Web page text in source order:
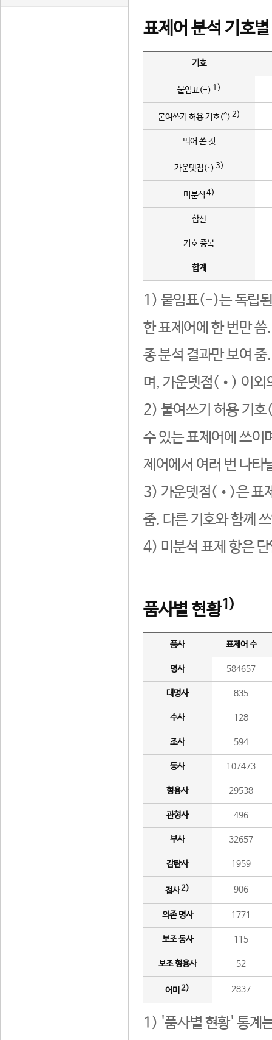
표제어 분석 기호
기호
붙임표(-) 1)
붙여쓰기 허용 기호(^) 2)
띄어 쓴 것
가운뎃점(·) 3)
미분석 4)
합산
기호 중복
합계
1) 붙임표(-)는 독립된
한 표제어에 한 번만
종 분석 결과만 보여
며, 가운뎃점(•) 이외
2) 붙여쓰기 허용 기호
수 있는 표제어에 쓰이
제어에서 여러 번 나타
3) 가운뎃점(•)은 표
줌. 다른 기호와 함께
4) 미분석 표제 항은
품사별 현황1)
품사 표제어 수
명사 584657
대명사 835
수사 128
조사 594
동사 107473
형용사 29538
관형사 496
부사 32657
감탄사 1959
접사2) 906
의존 명사 1771
보조 동사 115
보조 형용사 52
어미 2) 2837
1) '품사별 현황' 통계